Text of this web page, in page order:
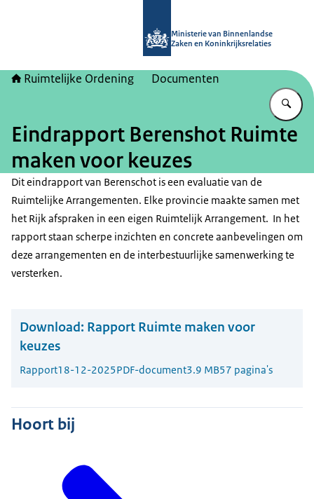
Ministerie van Binnenlandse
Zaken en Koninkrijksrelaties
Ruimtelijke Ordening Documenten
Eindrapport Berenshot Ruimte
maken voor keuzes
Dit eindrapport van Berenschot is een evaluatie van de
Ruimtelijke Arrangementen. Elke provincie maakte samen met
het Rijk afspraken in een eigen Ruimtelijk Arrangement. In het
rapport staan scherpe inzichten en concrete aanbevelingen om
deze arrangementen en de interbestuurlijke samenwerking te
versterken.
Download: Rapport Ruimte maken voor
keuzes
Rapport18-12-2025PDF-document3.9 MB57 pagina's
Hoort bij